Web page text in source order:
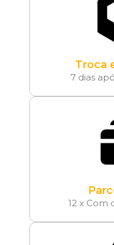
Troca
7 dias
12 x Com